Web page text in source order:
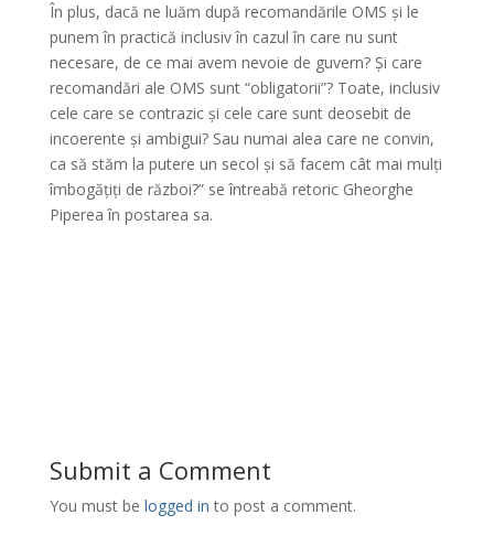
În plus, dacă ne luăm după recomandările OMS și le
punem în practică inclusiv în cazul în care nu sunt
necesare, de ce mai avem nevoie de guvern? Și care
recomandări ale OMS sunt “obligatorii”? Toate, inclusiv
cele care se contrazic și cele care sunt deosebit de
incoerente și ambigui? Sau numai alea care ne convin,
ca să stăm la putere un secol și să facem cât mai mulți
îmbogățiți de război?” se întreabă retoric Gheorghe
Piperea în postarea sa.
Submit a Comment
You must be logged in to post a comment.